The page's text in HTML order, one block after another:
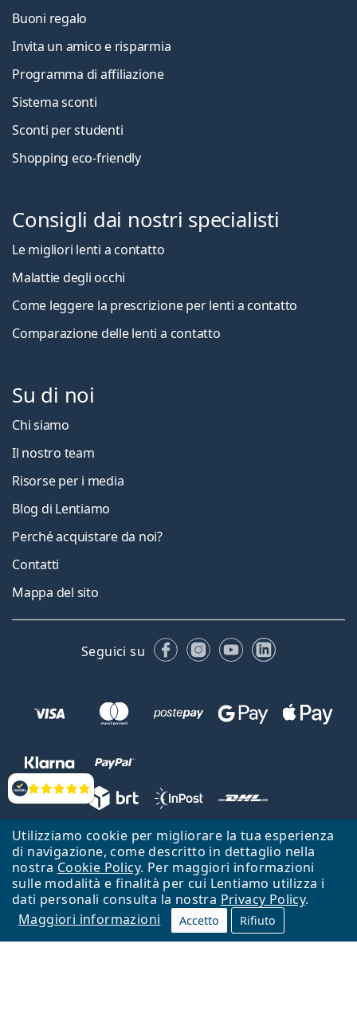
Utilizziamo cookie per migliorare la tua esperienza
di navigazione, come descritto in dettaglio nella
nostra Cookie Policy. Per maggiori informazioni
sulle modalità e finalità per cui Lentiamo utilizza i
dati personali consulta la nostra Privacy Policy.
Maggiori informazioni
Accetto Rifiuto
Valutazione
Buoni regalo
Invita un amico e risparmia
Programma di affiliazione
Sistema sconti
Sconti per studenti
Shopping eco-friendly
Consigli dai nostri specialisti
Le migliori lenti a contatto
Malattie degli occhi
Come leggere la prescrizione per lenti a contatto
Comparazione delle lenti a contatto
Su di noi
Chi siamo
Il nostro team
Risorse per i media
Blog di Lentiamo
Perché acquistare da noi?
Contatti
Mappa del sito
Seguici su FacebookInstagram
YouTubeLinkedIn
Lentiamo s.r.o., Vídeňská 12, 37833 Nová Bystřice, Repubblica Ceca.
Partita IVA: CZ26104784
Torna alla Home Page
Vai all'inizio
Il sito Lentiamo.it è proprietà di Lentiamo s.r.o., che ne detiene la
Online - per te - da 18 anni!